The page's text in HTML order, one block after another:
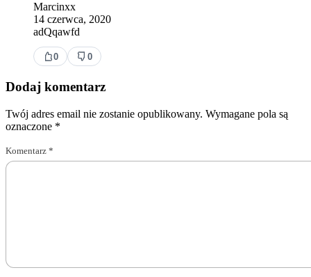
Marcinxx
14 czerwca, 2020
adQqawfd
0 0
Dodaj komentarz
Twój adres email nie zostanie opublikowany. Wymagane pola są
oznaczone *
Komentarz *